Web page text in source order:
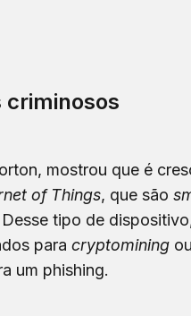
criminosos
mostrou que é
of Things, que são
tipo de
para cryptomining
um phishing.